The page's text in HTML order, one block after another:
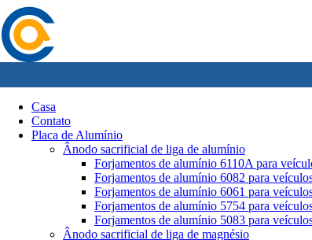
Casa
Contato
Placa de Alumínio
Ânodo sacrificial de liga de alumínio
Forjamentos de alumínio 6110A para
Forjamentos de alumínio 6082 para
Forjamentos de alumínio 6061 para
Forjamentos de alumínio 5754 para
Forjamentos de alumínio 5083 para
Ânodo sacrificial de liga de magnésio